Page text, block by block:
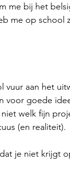
me bij het
me op school
aan het
voor goede
welk fijn
(en realiteit).
je niet krijgt